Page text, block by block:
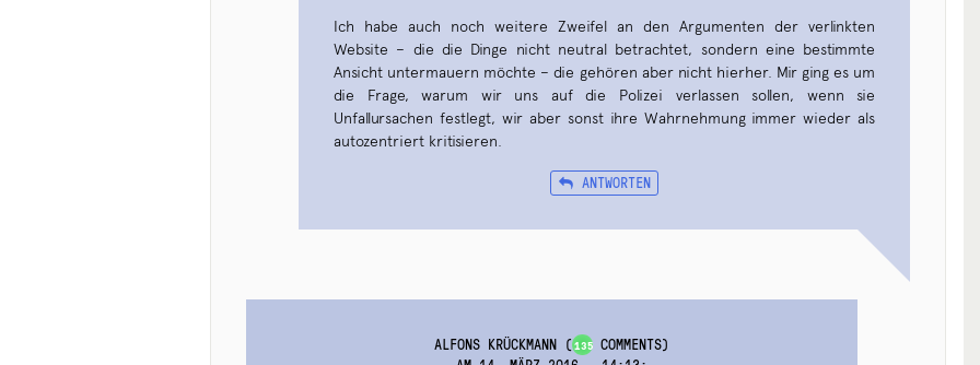
Ich habe auch noch weitere Zweifel an den Argumenten der verlinkten
Website – die die Dinge nicht neutral betrachtet, sondern eine bestimmte
Ansicht untermauern möchte – die gehören aber nicht hierher. Mir ging es um
die Frage, warum wir uns auf die Polizei verlassen sollen, wenn sie
Unfallursachen festlegt, wir aber sonst ihre Wahrnehmung immer wieder als
autozentriert kritisieren.
ANTWORTEN
ALFONS KRÜCKMANN (135 COMMENTS)